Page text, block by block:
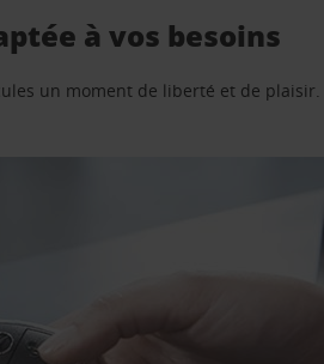
à vos besoins
un moment de liberté et de